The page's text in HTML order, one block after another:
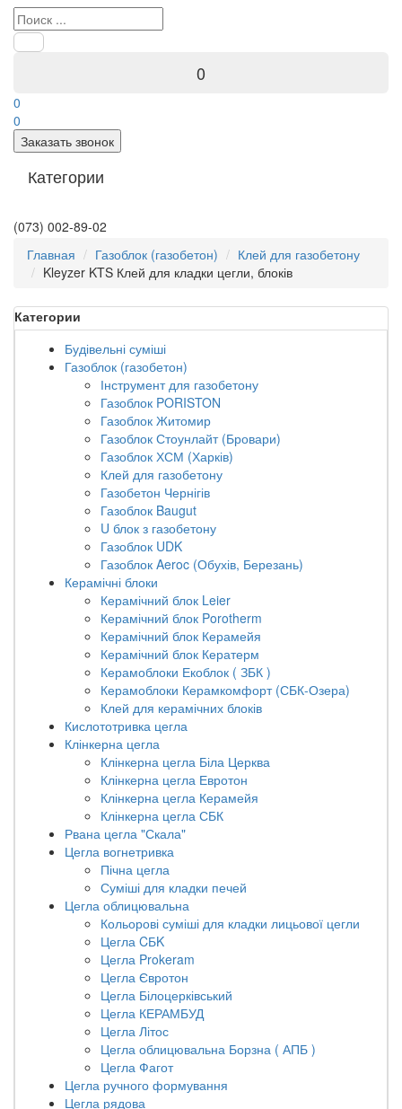
0
0
0
Заказать звонок
Категории
(073) 002-89-02
Главная
Газоблок (газобетон)
Клей для газобетону
Kleyzer KTS Клей для кладки цегли, блоків
Категории
Будівельні суміші
Газоблок (газобетон)
Інструмент для газобетону
Газоблок PORISTON
Газоблок Житомир
Газоблок Стоунлайт (Бровари)
Газоблок ХСМ (Харків)
Клей для газобетону
Газобетон Чернігів
Газоблок Baugut
U блок з газобетону
Газоблок UDK
Газоблок Aeroc (Обухів, Березань)
Керамічні блоки
Керамічний блок Leier
Керамічний блок Porotherm
Керамічний блок Керамейя
Керамічний блок Кератерм
Керамоблоки Екоблок ( ЗБК )
Керамоблоки Керамкомфорт (СБК-Озера)
Клей для керамічних блоків
Кислототривка цегла
Клінкерна цегла
Клінкерна цегла Біла Церква
Клінкерна цегла Евротон
Клінкерна цегла Керамейя
Клінкерна цегла СБК
Рвана цегла "Скала"
Цегла вогнетривка
Пічна цегла
Суміші для кладки печей
Цегла облицювальна
Кольорові суміші для кладки лицьової цегли
Цегла CБK
Цегла Prokeram
Цегла Євротон
Цегла Білоцерківський
Цегла КЕРАМБУД
Цегла Літос
Цегла облицювальна Борзна ( АПБ )
Цегла Фагот
Цегла ручного формування
Цегла рядова